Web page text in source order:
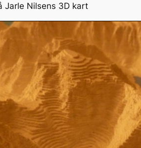
Jarle Nilsens 3D kart